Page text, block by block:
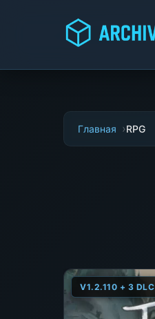
Главная RPG
V1.2.110 + 3 DLC